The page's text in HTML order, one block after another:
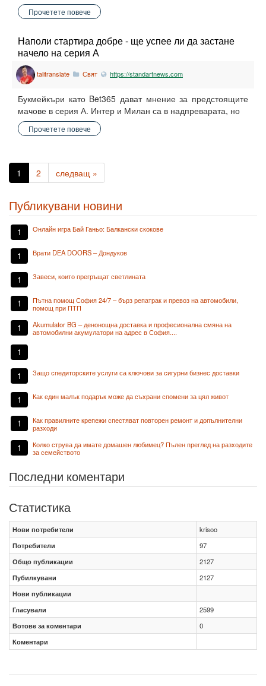
Прочетете повече
Наполи стартира добре - ще успее ли да застане
начело на серия А
talitranslate Свят https://standartnews.com
Букмейкъри като Bet365 дават мнение за предстоящите
мачове в серия А. Интер и Милан са в надпреварата, но
Прочетете повече
1 2 следващ »
Публикувани новини
1 Онлайн игра Бай Ганьо: Балкански скокове
1 Врати DEA DOORS – Дондуков
1 Завеси, които прегръщат светлината
1
Пътна помощ София 24/7 – бърз репатрак и превоз на автомобили,
помощ при ПТП
1
Akumulator BG – денонощна доставка и професионална смяна на
автомобилни акумулатори на адрес в София....
1
1 Защо спедиторските услуги са ключови за сигурни бизнес доставки
1 Как един малък подарък може да съхрани спомени за цял живот
1
Как правилните крепежи спестяват повторен ремонт и допълнителни
разходи
1
Колко струва да имате домашен любимец? Пълен преглед на разходите
за семейството
Последни коментари
Статистика
Нови потребители
krisoo
Потребители
97
Общо публикации
2127
Пубилкувани
2127
Нови публикации
Гласували
2599
Вотове за коментари
0
Коментари